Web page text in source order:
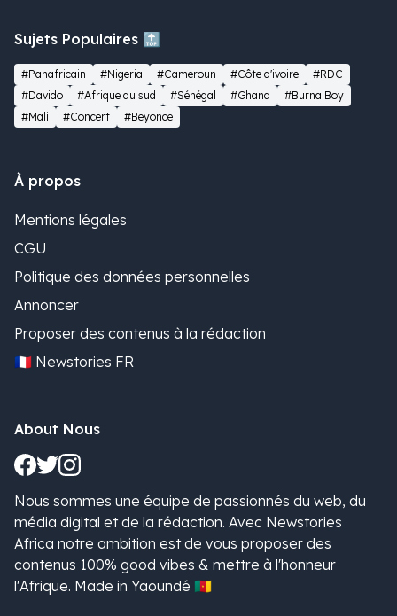
Sujets Populaires 🔝
#Panafricain #Nigeria #Cameroun #Côte d'ivoire
#RDC
#Davido
#Afrique du sud #Sénégal #Ghana
#Burna Boy
#Mali
#Concert #Beyonce
À propos
Mentions légales
CGU
Politique des données personnelles
Annoncer
Proposer des contenus à la rédaction
🇫🇷 Newstories FR
About Nous
Nous sommes une équipe de passionnés du web, du
média digital et de la rédaction. Avec Newstories
Africa notre ambition est de vous proposer des
contenus 100% good vibes & mettre à l'honneur
l'Afrique. Made in Yaoundé 🇨🇲